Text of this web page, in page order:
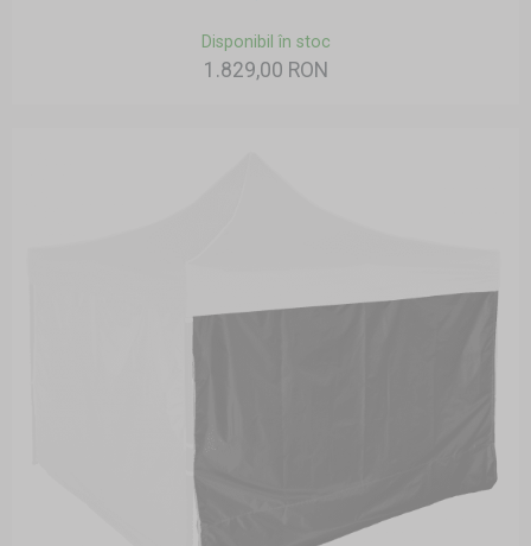
Disponibil în stoc
1.829,00 RON